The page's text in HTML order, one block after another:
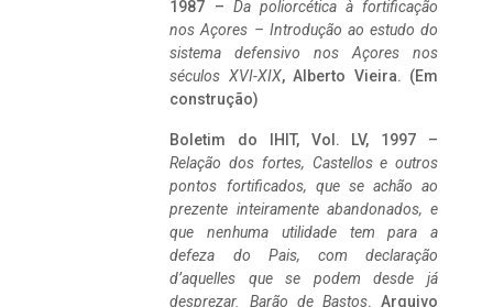
1987 – Da poliorcética à fortificação
nos Açores – Introdução ao estudo do
sistema defensivo nos Açores nos
séculos XVI-XIX, Alberto Vieira. (Em
construção)
Boletim do IHIT, Vol. LV, 1997 –
Relação dos fortes, Castellos e outros
pontos fortificados, que se achão ao
prezente inteiramente abandonados, e
que nenhuma utilidade tem para a
defeza do Pais, com declaração
d’aquelles que se podem desde já
desprezar. Barão de Bastos. Arquivo